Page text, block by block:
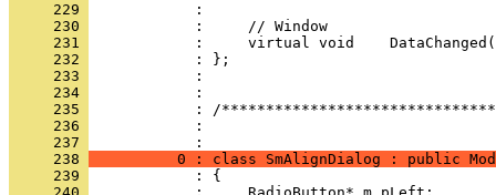
     229
     230
     231
     232
     233
     234
     235
     236
            :
     237
     238
0 : class SmAlignDialog : public
     239